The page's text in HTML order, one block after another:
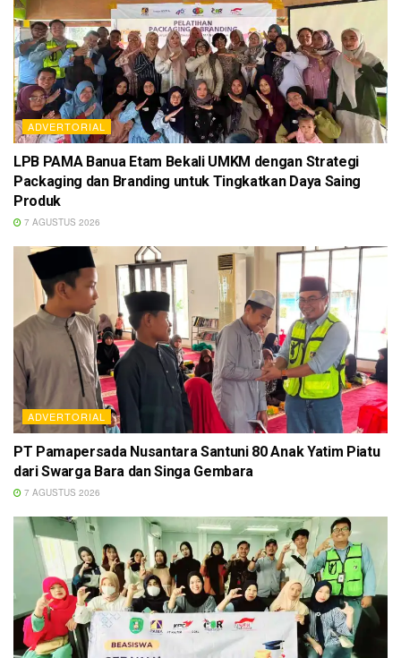
ADVERTORIAL
LPB PAMA Banua Etam Bekali UMKM dengan Strategi
Packaging dan Branding untuk Tingkatkan Daya Saing
Produk
7 AGUSTUS 2026
ADVERTORIAL
PT Pamapersada Nusantara Santuni 80 Anak Yatim Piatu
dari Swarga Bara dan Singa Gembara
7 AGUSTUS 2026